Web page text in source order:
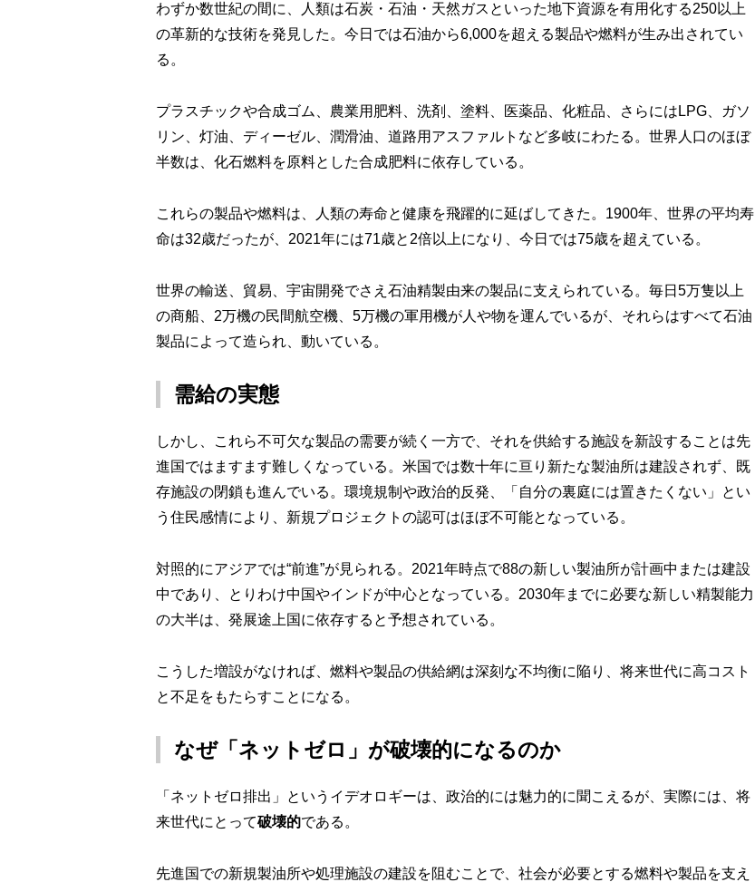
わずか数世紀の間に、人類は石炭・石油・天然ガスといった地下資源を有用化する250以上
の革新的な技術を発見した。今日では石油から6,000を超える製品や燃料が生み出されてい
る。
プラスチックや合成ゴム、農業用肥料、洗剤、塗料、医薬品、化粧品、さらにはLPG、ガソ
リン、灯油、ディーゼル、潤滑油、道路用アスファルトなど多岐にわたる。世界人口のほぼ
半数は、化石燃料を原料とした合成肥料に依存している。
これらの製品や燃料は、人類の寿命と健康を飛躍的に延ばしてきた。1900年、世界の平均寿
命は32歳だったが、2021年には71歳と2倍以上になり、今日では75歳を超えている。
世界の輸送、貿易、宇宙開発でさえ石油精製由来の製品に支えられている。毎日5万隻以上
の商船、2万機の民間航空機、5万機の軍用機が人や物を運んでいるが、それらはすべて石油
製品によって造られ、動いている。
需給の実態
しかし、これら不可欠な製品の需要が続く一方で、それを供給する施設を新設することは先
進国ではますます難しくなっている。米国では数十年に亘り新たな製油所は建設されず、既
存施設の閉鎖も進んでいる。環境規制や政治的反発、「自分の裏庭には置きたくない」とい
う住民感情により、新規プロジェクトの認可はほぼ不可能となっている。
対照的にアジアでは“前進”が見られる。2021年時点で88の新しい製油所が計画中または建設
中であり、とりわけ中国やインドが中心となっている。2030年までに必要な新しい精製能力
の大半は、発展途上国に依存すると予想されている。
こうした増設がなければ、燃料や製品の供給網は深刻な不均衡に陥り、将来世代に高コスト
と不足をもたらすことになる。
なぜ「ネットゼロ」が破壊的になるのか
「ネットゼロ排出」というイデオロギーは、政治的には魅力的に聞こえるが、実際には、将
来世代にとって破壊的である。
先進国での新規製油所や処理施設の建設を阻むことで、社会が必要とする燃料や製品を支え